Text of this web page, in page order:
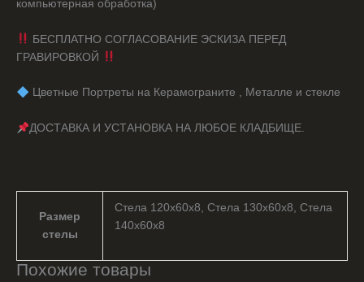
компьютерная обработка)
БЕСПЛАТНО СОГЛАСОВАНИЕ ЭСКИЗА ПЕРЕД
ГРАВИРОВКОЙ
️ Цветные Портреты на Керамограните , Металле и стекле
ДОСТАВКА И УСТАНОВКА НА ЛЮБОЕ КЛАДБИЩЕ.
Размер
стелы
Стела 120х60х8, Стела 130х60х8, Стела
140х60х8
Похожие товары